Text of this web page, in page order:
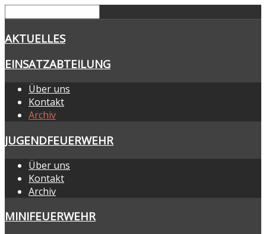
AKTUELLES
EINSATZABTEILUNG
Über uns
Kontakt
Archiv
JUGENDFEUERWEHR
Über uns
Kontakt
Archiv
MINIFEUERWEHR